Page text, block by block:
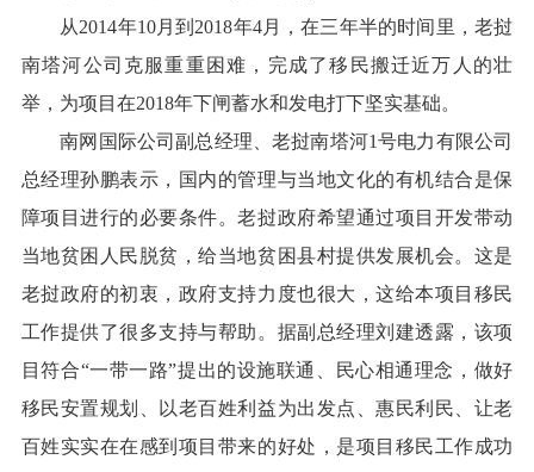
从2014年10月到2018年4月，在三年半的时间里，老挝
南塔河公司克服重重困难，完成了移民搬迁近万人的壮
举，为项目在2018年下闸蓄水和发电打下坚实基础。
南网国际公司副总经理、老挝南塔河1号电力有限公司
总经理孙鹏表示，国内的管理与当地文化的有机结合是保
障项目进行的必要条件。老挝政府希望通过项目开发带动
当地贫困人民脱贫，给当地贫困县村提供发展机会。这是
老挝政府的初衷，政府支持力度也很大，这给本项目移民
工作提供了很多支持与帮助。据副总经理刘建透露，该项
目符合“一带一路”提出的设施联通、民心相通理念，做好
移民安置规划、以老百姓利益为出发点、惠民利民、让老
百姓实实在在感到项目带来的好处，是项目移民工作成功